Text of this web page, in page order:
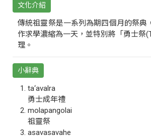
文化介紹
傳統祖靈祭是一系列為期四個月的祭典
作求學濃縮為一天，並特別將「勇士祭
理。
小辭典
ta‘avalra
勇士成年禮
molapangolai
祖靈祭
asavasavahe